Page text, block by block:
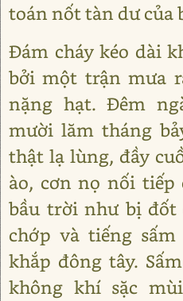
toán nốt tàn dư của
Đám cháy kéo dài
bởi một trận mưa
nặng hạt. Đêm
mười lăm tháng
thật lạ lùng, đầy
ào, cơn nọ nối
bầu trời như bị đốt
chớp và tiếng
khắp đông tây.
không khí sặc